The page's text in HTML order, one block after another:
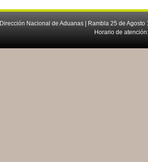
Dirección Nacional de Aduanas | Rambla 25 de
Horario de